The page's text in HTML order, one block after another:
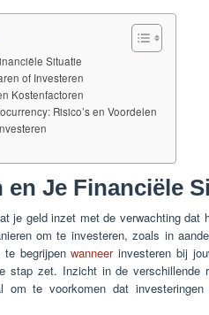
Situatie
of Investeren
Kostenfactoren
Risico’s en Voordelen
en Je Financiële
je geld inzet met de verwachting
om te investeren, zoals in
te begrijpenwanneerinvesteren bij
stap zet. Inzicht in de verschillende
om te voorkomen dat